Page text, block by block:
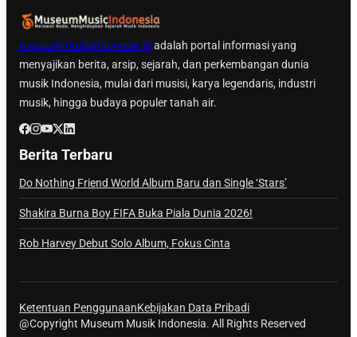
museummusikindonesia.id adalah portal informasi yang
menyajikan berita, arsip, sejarah, dan perkembangan dunia
musik Indonesia, mulai dari musisi, karya legendaris, industri
musik, hingga budaya populer tanah air.
Berita Terbaru
Do Nothing Friend World Album Baru dan Single ‘Stars’
Shakira Burna Boy FIFA Buka Piala Dunia 2026!
Rob Harvey Debut Solo Album, Fokus Cinta
Ketentuan PenggunaanKebijakan Data Pribadi
@Copyright Museum Musik Indonesia. All Rights Reserved